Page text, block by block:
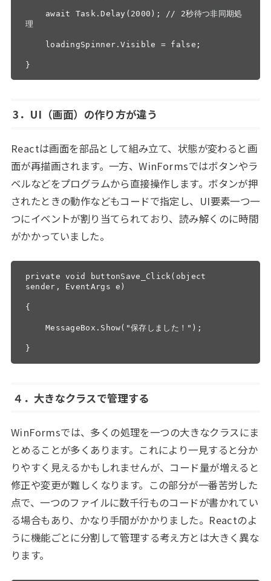
await Task.Delay(2000); // 2秒待つ非同期処
理
loadingSpinner.Visible = false;
}
3． UI（画面）の作り方が違う
Reactは画面を部品として組み立て、状態が変わると画
面が再描画されます。一方、WinFormsではボタンやラ
ベルなどをプログラムから直接操作します。ボタンが押
されたときの動作などもコードで指定し、UI要素一つ一
つにイベントが割り当てられており、読み解くのに時間
がかかっていました。
private void buttonSave_Click(object
sender, EventArgs e)
{
MessageBox.Show("保存しました！");
}
４． 大きなクラスで管理する
WinFormsでは、多くの処理を一つの大きなクラスにま
とめることが多くあります。これにより一見すると分か
りやすく見えるかもしれませんが、コード量が増えると
修正や変更が難しくなります。この部分が一番苦労した
点で、一つのファイルに数千行ものコードが書かれてい
る場合もあり、かなり手間がかかりました。Reactのよ
うに機能ごとに分割して管理する考え方とは大きく異な
ります。